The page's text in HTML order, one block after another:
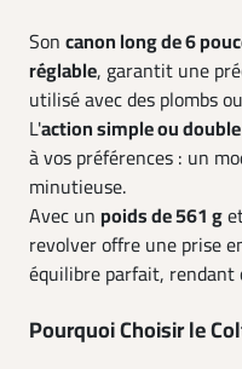
Son canon long de 6
réglable, garantit une
utilisé avec des plombs
L'action simple ou double
à vos préférences : un
minutieuse.
Avec un poids de 561 g
revolver offre une prise
équilibre parfait, rendant
Pourquoi Choisir le